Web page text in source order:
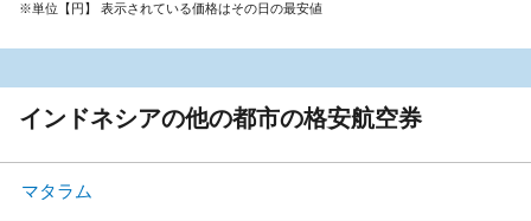
※単位【円】 表示されている価格はその日の最安値
インドネシアの他の都市の格安航空券
マタラム